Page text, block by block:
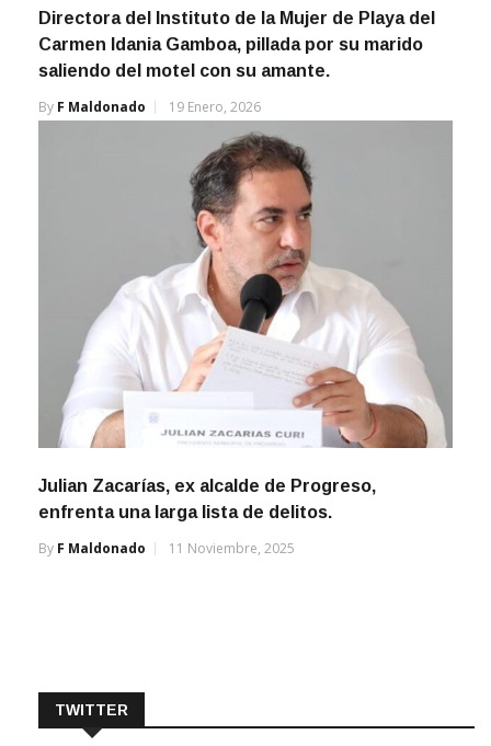
Directora del Instituto de la Mujer de Playa del
Carmen Idania Gamboa, pillada por su marido
saliendo del motel con su amante.
By F Maldonado 19 Enero, 2026
Julian Zacarías, ex alcalde de Progreso,
enfrenta una larga lista de delitos.
By F Maldonado 11 Noviembre, 2025
TWITTER